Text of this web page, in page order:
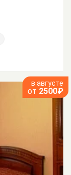
в августе
от 2500₽